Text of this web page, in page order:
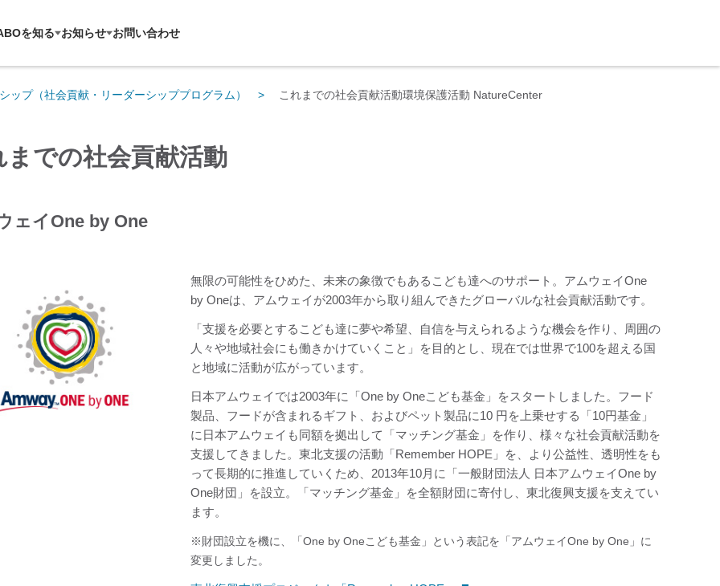
を知る お知らせ お問い合わせ
ップ（社会貢献・リーダーシッププログラム） これまでの社会貢献活動環境保護活動 NatureCenter
までの社会貢献活動
ェイOne by One
無限の可能性をひめた、未来の象徴でもあるこども達へのサポート。アムウェイOne
by Oneは、アムウェイが2003年から取り組んできたグローバルな社会貢献活動です。
「支援を必要とするこども達に夢や希望、自信を与えられるような機会を作り、周囲の
人々や地域社会にも働きかけていくこと」を目的とし、現在では世界で100を超える国
と地域に活動が広がっています。
日本アムウェイでは2003年に「One by Oneこども基金」をスタートしました。フード
製品、フードが含まれるギフト、およびペット製品に10 円を上乗せする「10円基金」
に日本アムウェイも同額を拠出して「マッチング基金」を作り、様々な社会貢献活動を
支援してきました。東北支援の活動「Remember HOPE」を、より公益性、透明性をも
って長期的に推進していくため、2013年10月に「一般財団法人 日本アムウェイOne by
One財団」を設立。「マッチング基金」を全額財団に寄付し、東北復興支援を支えてい
ます。
※財団設立を機に、「One by Oneこども基金」という表記を「アムウェイOne by One」に
変更しました。